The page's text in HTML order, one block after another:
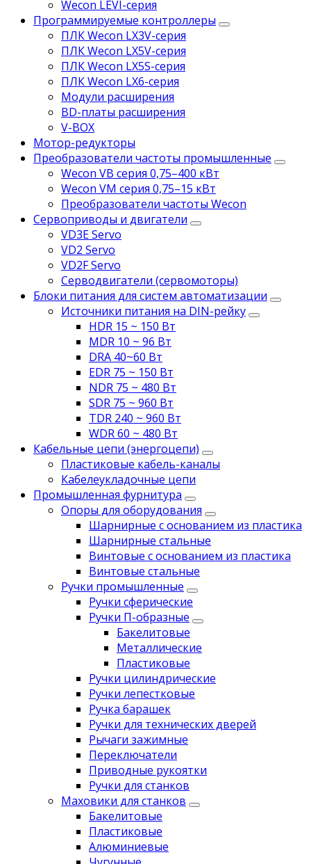
Wecon LEVI-серия
Программируемые контроллеры
ПЛК Wecon LX3V-серия
ПЛК Wecon LX5V-серия
ПЛК Wecon LX5S-серия
ПЛК Wecon LX6-серия
Модули расширения
BD-платы расширения
V-BOX
Мотор-редукторы
Преобразователи частоты промышленные
Wecon VB серия 0,75–400 кВт
Wecon VM серия 0,75–15 кВт
Преобразователи частоты Wecon
Сервоприводы и двигатели
VD3E Servo
VD2 Servo
VD2F Servo
Серводвигатели (сервомоторы)
Блоки питания для систем автоматизации
Источники питания на DIN-рейку
HDR 15 ~ 150 Вт
MDR 10 ~ 96 Вт
DRA 40~60 Вт
EDR 75 ~ 150 Вт
NDR 75 ~ 480 Вт
SDR 75 ~ 960 Вт
TDR 240 ~ 960 Вт
WDR 60 ~ 480 Вт
Кабельные цепи (энергоцепи)
Пластиковые кабель-каналы
Кабелеукладочные цепи
Промышленная фурнитура
Опоры для оборудования
Шарнирные с основанием из пластика
Шарнирные стальные
Винтовые с основанием из пластика
Винтовые стальные
Ручки промышленные
Ручки сферические
Ручки П-образные
Бакелитовые
Металлические
Пластиковые
Ручки цилиндрические
Ручки лепестковые
Ручка барашек
Ручки для технических дверей
Рычаги зажимные
Переключатели
Приводные рукоятки
Ручки для станков
Маховики для станков
Бакелитовые
Пластиковые
Алюминиевые